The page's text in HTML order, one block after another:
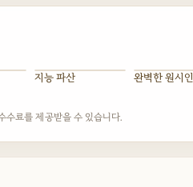
지능 파산 완벽한 원시인
수료를 제공받을 수 있습니다.